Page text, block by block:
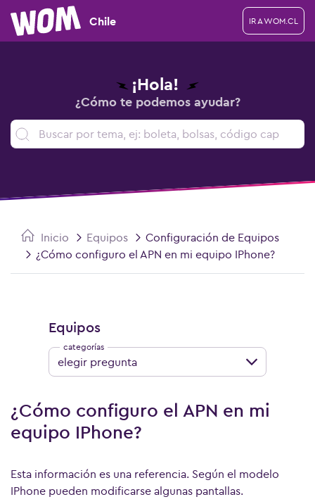
Chile IR A WOM.CL
¡Hola!
¿Cómo te podemos ayudar?
Inicio Equipos
Configuración de Equipos
¿Cómo configuro el APN en mi equipo IPhone?
¿Cómo configuro el APN en mi
equipo IPhone?
Esta información es una referencia. Según el modelo
IPhone pueden modificarse algunas pantallas.
Equipos
elegir pregunta